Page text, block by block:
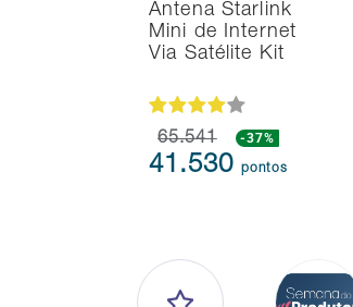
Antena Starlink
Mini de Internet
Via Satélite Kit
65.541 -37%
41.530pontos